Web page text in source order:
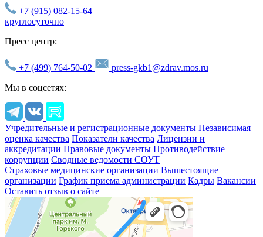
+7 (915) 082-15-64
круглосуточно
Пресс центр:
+7 (499) 764-50-02
press-gkb1@zdrav.mos.ru
Мы в соцсетях:
Учредительные и регистрационные документы Независимая
оценка качества Показатели качества Лицензии и
аккредитации Правовые документы Противодействие
коррупции Сводные ведомости СОУТ
Страховые медицинские организации Вышестоящие
организации График приема администрации Кадры Вакансии
Оставить отзыв о сайте